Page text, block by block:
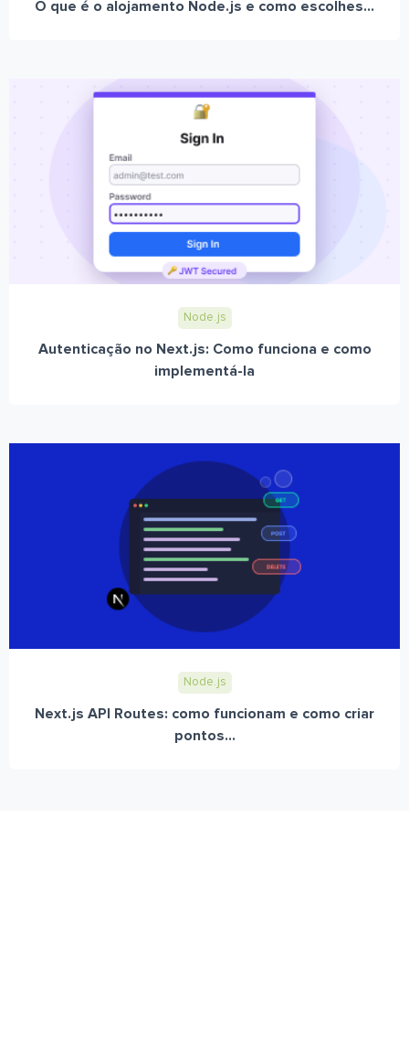
O que é o alojamento Node.js e como escolhes...
Node.js
Autenticação no Next.js: Como funciona e como
implementá-la
Node.js
Next.js API Routes: como funcionam e como criar
pontos...